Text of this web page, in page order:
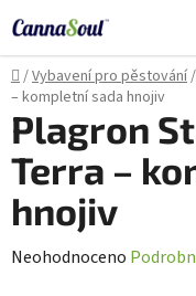
na
obsah
Domů
/Vybavení pro pěstování/
– kompletní sada hnojiv
Plagron
Terra –
hnojiv
Průměrné
Neohodnoceno
Cannasoul